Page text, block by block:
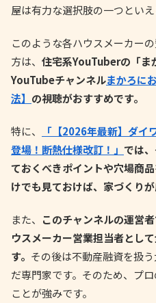
屋は有力な選択肢の一つといえ
このような各ハウスメーカー
方は、 住宅系YouTuberの「ま
YouTubeチャンネルまかろに
法】 の視聴がおすすめです。
特に、
「【2026年最新】ダイ
登場！断熱仕様改訂！」 では
ておくべきポイントや穴場商
けでも見ておけば、家づくり
また、 このチャンネルの運営
ウスメーカー営業担当者とし
す。 その後は不動産融資を扱
だ専門家です。そのため、プ
ことが強みです。